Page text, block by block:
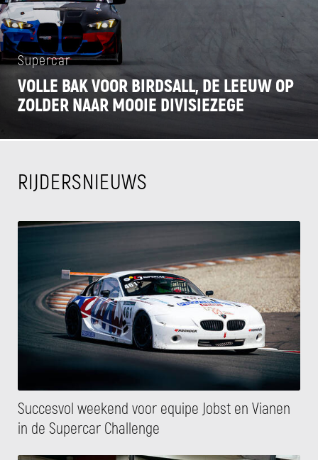
Supercar
VOLLE BAK VOOR BIRDSALL, DE LEEUW OP
ZOLDER NAAR MOOIE DIVISIEZEGE
RIJDERSNIEUWS
Succesvol weekend voor equipe Jobst en Vianen
in de Supercar Challenge